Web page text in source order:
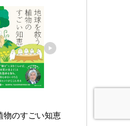
物のすごい知恵